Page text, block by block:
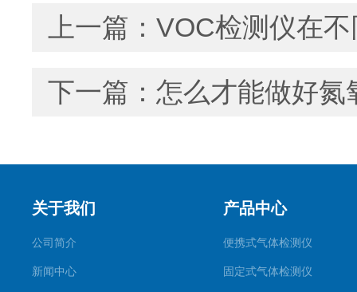
上一篇： VOC检测仪在
下一篇： 怎么才能做好氮
关于我们
公司简介
新闻中心
产品中心
便携式气体检测仪
固定式气体检测仪